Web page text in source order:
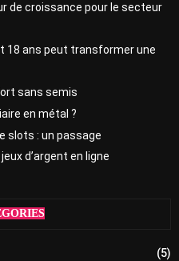
de croissance pour le secteur
18 ans peut transformer une
sans semis
en métal ?
slots : un passage
d’argent en ligne
(5)